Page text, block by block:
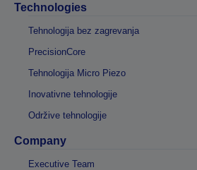
Technologies
Tehnologija bez zagrevanja
PrecisionCore
Tehnologija Micro Piezo
Inovativne tehnologije
Održive tehnologije
Company
Executive Team